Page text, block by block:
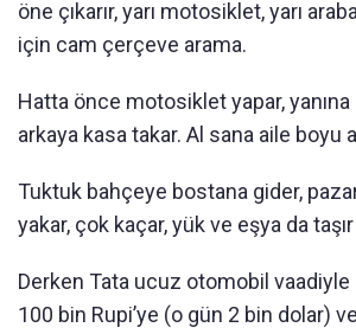
öne çıkarır, yarı motosiklet, yarı
için cam çerçeve arama.
Hatta önce motosiklet yapar,
arkaya kasa takar. Al sana aile boyu
Tuktuk bahçeye bostana gider,
yakar, çok kaçar, yük ve eşya da
Derken Tata ucuz otomobil vaadiyle
100 bin Rupi’ye (o gün 2 bin dolar)